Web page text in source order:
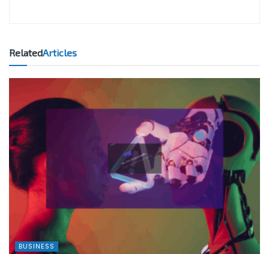
RelatedArticles
BUSINESS